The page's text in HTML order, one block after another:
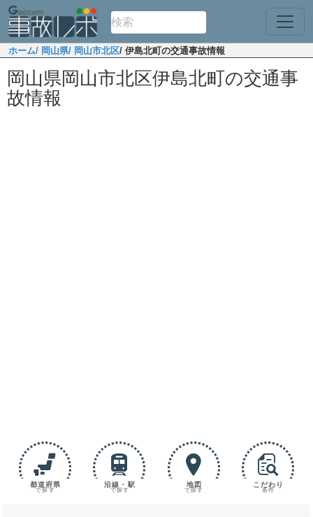
ホーム/ 岡山県/ 岡山市北区/ 伊島北町の交通事故情報
岡山県岡山市北区伊島北町の交通事
故情報
都道府県
で探す
沿線・駅
で探す
地図
で探す
こだわり
条件